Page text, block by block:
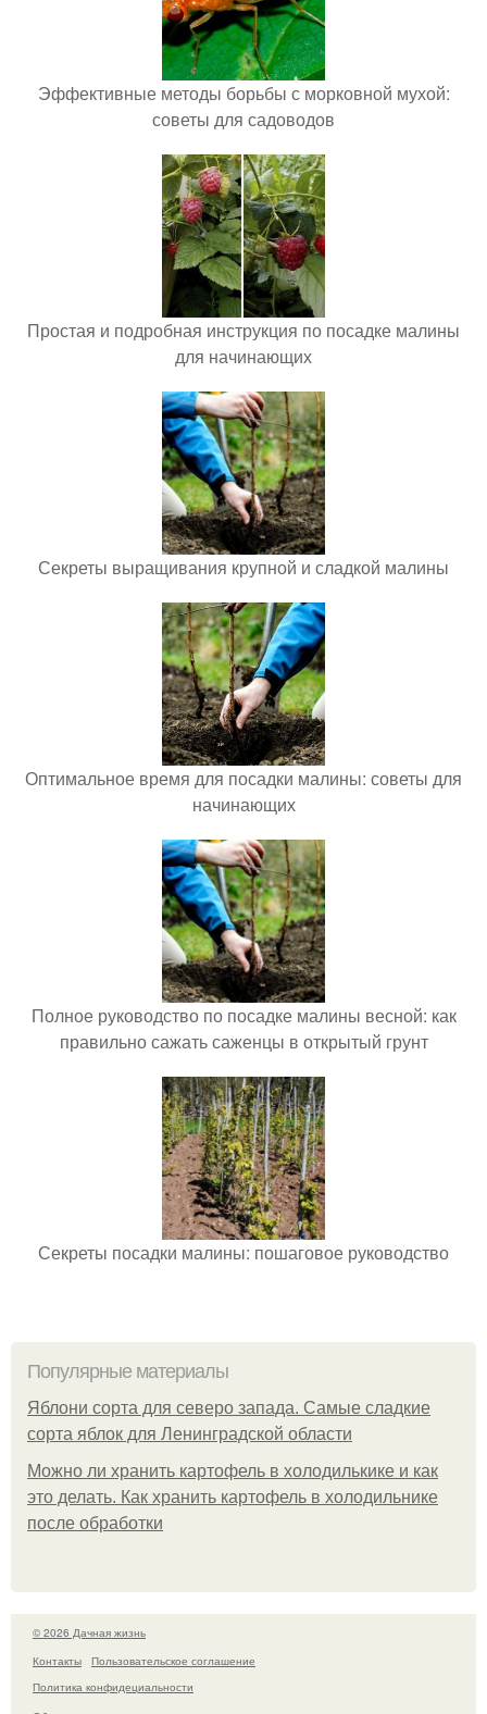
Эффективные методы борьбы с морковной мухой:
советы для садоводов
Простая и подробная инструкция по посадке малины
для начинающих
Секреты выращивания крупной и сладкой малины
Оптимальное время для посадки малины: советы для
начинающих
Полное руководство по посадке малины весной: как
правильно сажать саженцы в открытый грунт
Секреты посадки малины: пошаговое руководство
Популярные материалы
Яблони сорта для северо запада. Самые сладкие
сорта яблок для Ленинградской области
Можно ли хранить картофель в холодилькике и как
это делать. Как хранить картофель в холодильнике
после обработки
© 2026 Дачная жизнь
Контакты
Пользовательское соглашение
Политика конфидециальности